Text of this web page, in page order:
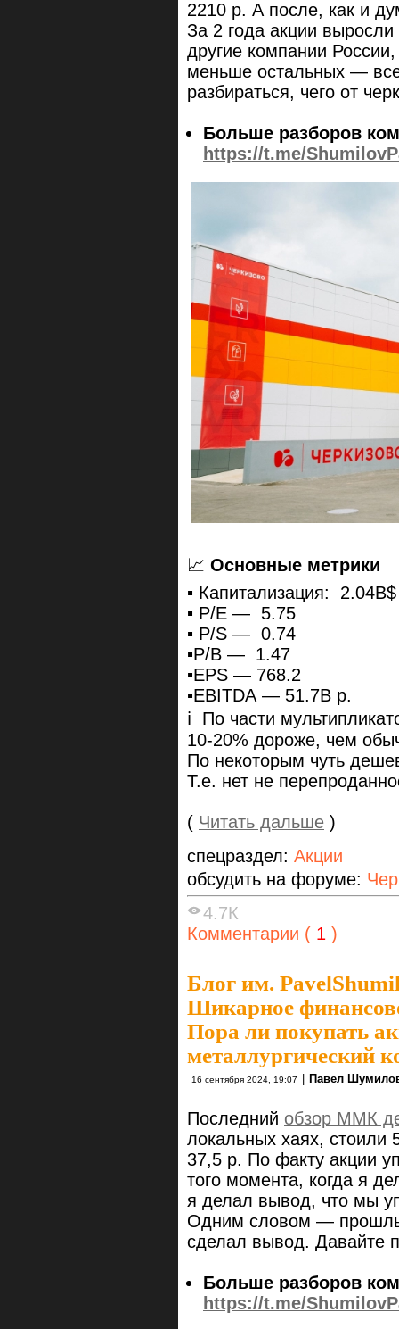
2210 р. А после, как и
За 2 года акции
другие компании
меньше остальных —
разбираться, чего от
Больше разборов
https://t.me/
📈 Основные метрики
▪️ Капитализация: 2.04B$
▪️ P/E — 5.75
▪️ P/S — 0.74
▪️P/B — 1.47
▪️EPS — 768.2
▪️EBITDA — 51.7B р.
ℹ️ По части
10-20% дороже, чем
По некоторым чуть
Т.е. нет не
( Читать дальше )
спецраздел: Акции
обсудить на форуме:
4.7К
Комментарии ( 1 )
Блог им.
Шикарное
Пора ли покупать
металлургический
16 сентября 2024, 19:07 Павел
Последний обзор ММК
локальных хаях, стоили
37,5 р. По факту акции
того момента, когда я
я делал вывод, что мы
Одним словом —
сделал вывод. Давайте
Больше разборов
https://t.me/